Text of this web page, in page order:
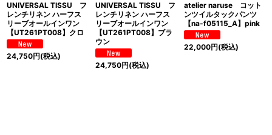
UNIVERSAL TISSU フ
レンチリネン ハーフス
リーブオールインワン
【UT261PT008】クロ
24,750円(税込)
UNIVERSAL TISSU フ
レンチリネン ハーフス
リーブオールインワン
【UT261PT008】ブラ
ウン
24,750円(税込)
atelier naruse コット
ンツイルタックパンツ
【na-f05115_A】pink
22,000円(税込)